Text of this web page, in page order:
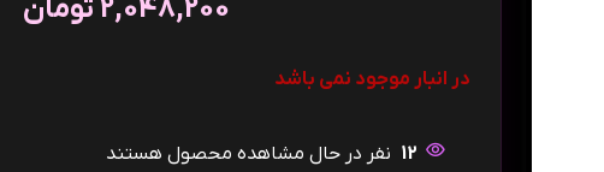
2,048,200تومان
در انبار موجود نمی باشد
12 نفر در حال مشاهده محصول هستند